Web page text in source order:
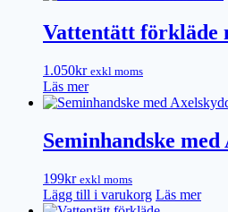
Vattentätt förkläde
1.050kr exkl moms
Läs mer
Seminhandske
199kr exkl moms
Lägg till i varukorg Läs mer